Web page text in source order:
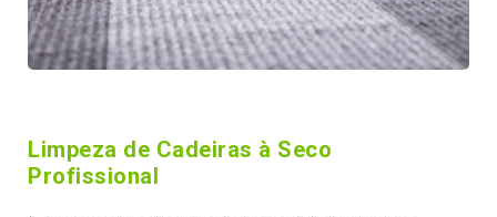
Limpeza de Cadeiras à Seco
Profissional